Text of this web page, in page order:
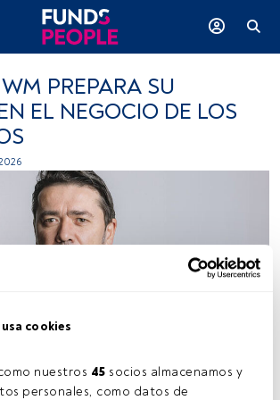
cookies
nuestros 45 socios almacenamos y
personales, como datos de
PREPARA SU
EL NEGOCIO DE LOS
Indosuez WM.